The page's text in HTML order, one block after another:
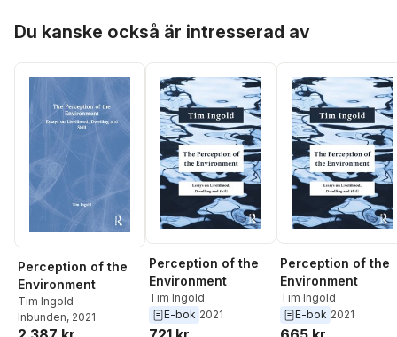
Du kanske också är intresserad av
Perception of the
Environment
Tim Ingold
Inbunden, 2021
Perception of the
Environment
Tim Ingold
E-bok 2021
Perception of the
Environment
Tim Ingold
E-bok 2021